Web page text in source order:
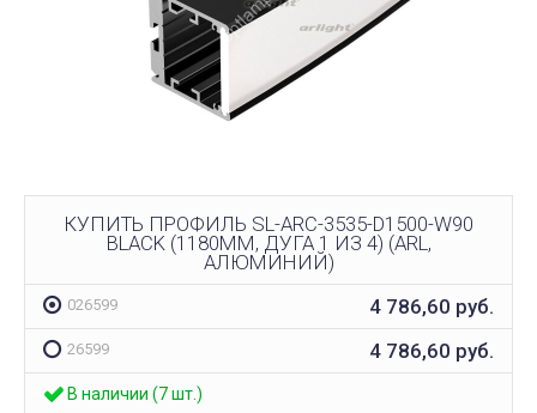
КУПИТЬ ПРОФИЛЬ SL-ARC-3535-D1500-W90
BLACK (1180ММ, ДУГА 1 ИЗ 4) (ARL,
АЛЮМИНИЙ)
026599 4 786,60 руб.
26599 4 786,60 руб.
В наличии (7 шт.)